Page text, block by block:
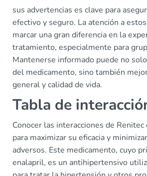
sus advertencias es clave para
efectivo y seguro. La atención a
marcar una gran diferencia en la
tratamiento, especialmente para
Mantenerse informado puede no
del medicamento, sino también
general y calidad de vida.
Tabla de
Conocer las interacciones de
para maximizar su eficacia y
adversos. Este medicamento, cuyo
enalapril, es un antihipertensivo